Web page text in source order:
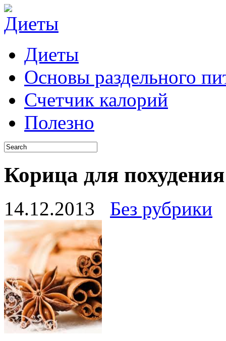
Диеты
Основы раздельного
Счетчик калорий
Полезно
Корица для похудения
14.12.2013 Без рубрики